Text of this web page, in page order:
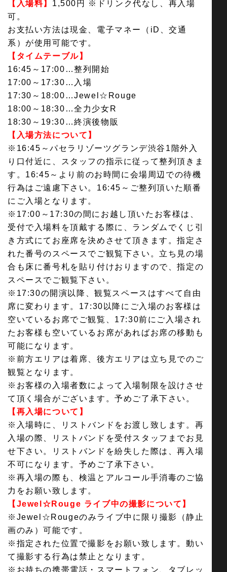
【入場料】 1,500円 ※ドリンク代なし、再入場
可。
お支払い方法は現金、電子マネー（iD、交通
系）が使用可能です。
【タイムテーブル】
16:45～17:00…整列開始
17:00～17:30…入場
17:30～18:00…Jewel☆Rouge
18:00～18:30…全力少女R
18:30～19:30…終演後物販
【入場方法について】
※16:45～パセラリゾーツグランデ渋谷1階外入
り口付近に、スタッフの指示に従って整列頂きま
す。16:45～より前のお時間に会場周辺での待機
行為はご遠慮下さい。16:45～ご整列頂いた順番
にご入場となります。
※17:00～17:30の間にお越し頂いたお客様は、
受付で入場料を頂戴する際に、ランダムでくじ引
き方式にてお座席を決めさせて頂きます。指定さ
れた番号のスペースでご観覧下さい。立ち見の場
合も床に番号札を貼り付けおりますので、指定の
スペースでご観覧下さい。
※17:30の開演以降、観覧スペースはすべて自由
席に変わります。17:30以降にご入場のお客様は
空いているお席でご観覧、17:30前にご入場され
たお客様も空いているお席があればお席の移動も
可能になります。
※前方エリアは着席、後方エリアは立ち見でのご
観覧となります。
※お客様の入場者数によって入場制限を設けさせ
て頂く場合がございます。予めご了承下さい。
【再入場について】
※入場時に、リストバンドをお渡し致します。再
入場の際、リストバンドを受付スタッフまでお見
せ下さい。リストバンドを紛失した際は、再入場
不可になります。予めご了承下さい。
※再入場の際も、検温とアルコール手消毒のご協
力をお願い致します。
【Jewel☆Rouge ライブ中の撮影について】
※Jewel☆Rougeのみライブ中に限り撮影（静止
画のみ）可能です。
※指定された位置で撮影をお願い致します。動い
て撮影する行為は禁止となります。
※お持ちの携帯電話・スマートフォン、タブレッ